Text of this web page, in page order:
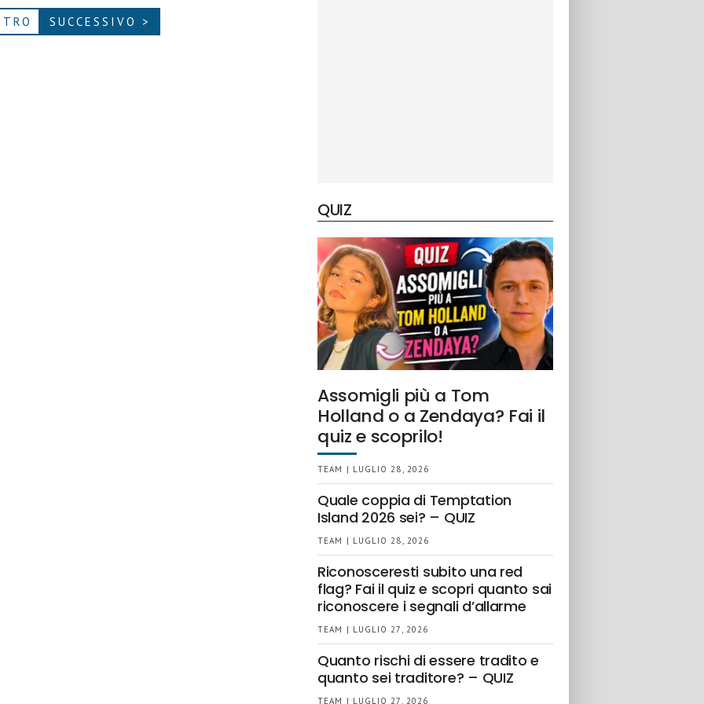
SUCCESSIVO >
QUIZ
Assomigli più a Tom
Holland o a Zendaya? Fai il
quiz e scoprilo!
TEAM | LUGLIO 28, 2026
Quale coppia di Temptation
Island 2026 sei? – QUIZ
TEAM | LUGLIO 28, 2026
Riconosceresti subito una red
flag? Fai il quiz e scopri quanto sai
riconoscere i segnali d’allarme
TEAM | LUGLIO 27, 2026
Quanto rischi di essere tradito e
quanto sei traditore? – QUIZ
TEAM | LUGLIO 27, 2026